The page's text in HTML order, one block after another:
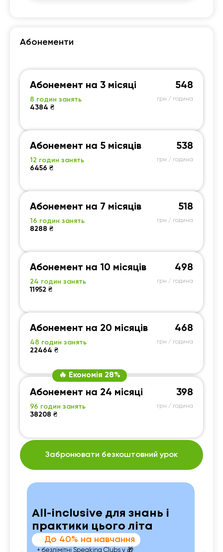
Абонементи
Абонемент на 3 місяці
8 годин занять
4384 ₴
548
грн / година
Абонемент на 5 місяців
12 годин занять
6456 ₴
538
грн / година
Абонемент на 7 місяців
16 годин занять
8288 ₴
518
грн / година
Абонемент на 10 місяців
24 годин занять
11952 ₴
498
грн / година
Абонемент на 20 місяців
48 годин занять
22464 ₴
468
грн / година
🔥 Економія 28%
Абонемент на 24 місяці
96 годин занять
38208 ₴
398
грн / година
Забронювати безкоштовний урок
All-inclusive для знань і
практики цього літа
До 40% на навчання
+ безлімітні Speaking Clubs у 🎁